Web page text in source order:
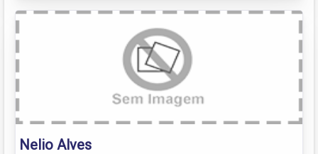
Nelio Alves